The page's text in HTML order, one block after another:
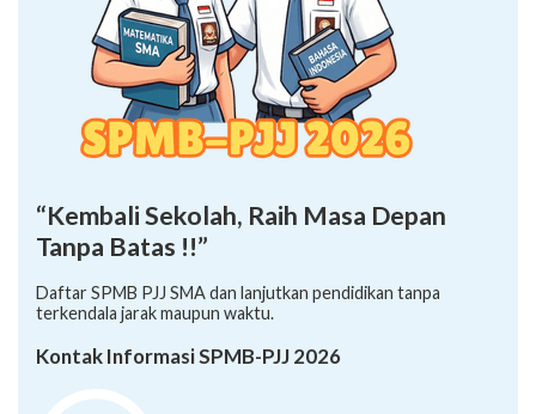
“Kembali Sekolah, Raih Masa Depan
Tanpa Batas !!”
Daftar SPMB PJJ SMA dan lanjutkan pendidikan tanpa
terkendala jarak maupun waktu.
Kontak Informasi SPMB-PJJ 2026